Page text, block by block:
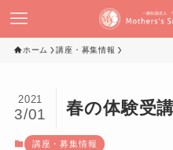
ホーム 講座・募集情報
春の体験受
2021
3/01
講座・募集情報